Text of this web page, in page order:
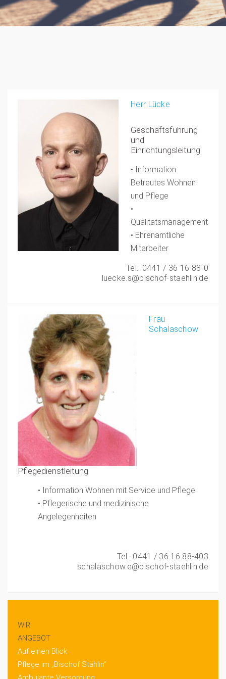
Herr Lücke
Geschäftsführung
und
Einrichtungsleitung
• Information
Betreutes Wohnen
und Pflege
•
Qualitätsmanagement
• Ehrenamtliche
Mitarbeiter
Tel.: 0441 / 36 16 88-0
luecke.s@bischof-staehlin.de
Frau
Schalaschow
Pflegedienstleitung
• Information Wohnen mit Service und Pflege
• Pflegerische und medizinische
Angelegenheiten
Tel.: 0441 / 36 16 88-403
schalaschow.e@bischof-staehlin.de
WIR
ANGEBOT
Auf einen Blick
Pflege im „Bischof Stählin“